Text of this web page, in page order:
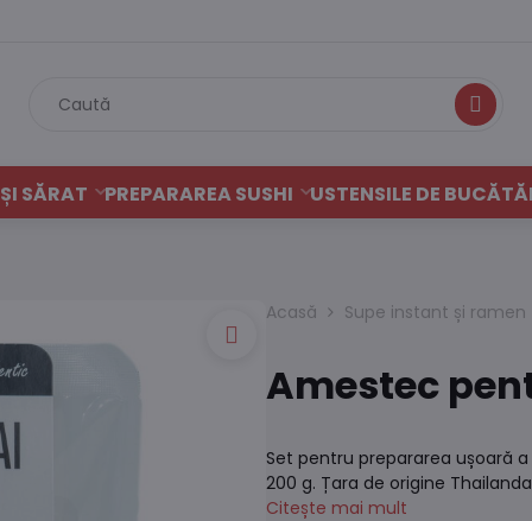
Caută
SĂRAT PREPARAREA SUSHI USTENSILE DE
Acasă Supe instant și ramen
Amestec
Set pentru prepararea ușoară
200 g. Țara de origine
Citește mai mult